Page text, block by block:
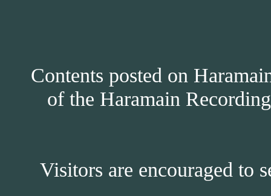
Contents posted on
of the Haramain
Visitors are encouraged to